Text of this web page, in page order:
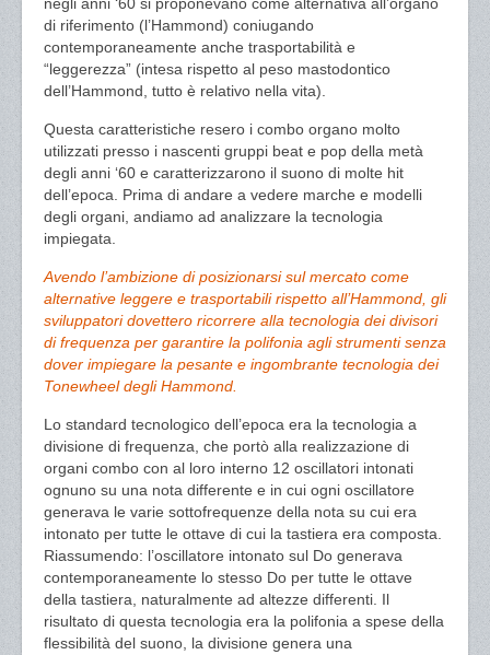
di riferimento (l’Hammond) coniugando
contemporaneamente anche trasportabilità e
“leggerezza” (intesa rispetto al peso mastodontico
dell’Hammond, tutto è relativo nella vita).
Questa caratteristiche resero i combo organo molto
utilizzati presso i nascenti gruppi beat e pop della metà
degli anni ‘60 e caratterizzarono il suono di molte hit
dell’epoca. Prima di andare a vedere marche e modelli
degli organi, andiamo ad analizzare la tecnologia
impiegata.
Avendo l’ambizione di posizionarsi sul mercato come
alternative leggere e trasportabili rispetto all’Hammond, gli
sviluppatori dovettero ricorrere alla tecnologia dei divisori
di frequenza per garantire la polifonia agli strumenti senza
dover impiegare la pesante e ingombrante tecnologia dei
Tonewheel degli Hammond.
Lo standard tecnologico dell’epoca era la tecnologia a
divisione di frequenza, che portò alla realizzazione di
organi combo con al loro interno 12 oscillatori intonati
ognuno su una nota differente e in cui ogni oscillatore
generava le varie sottofrequenze della nota su cui era
intonato per tutte le ottave di cui la tastiera era composta.
Riassumendo: l’oscillatore intonato sul Do generava
contemporaneamente lo stesso Do per tutte le ottave
della tastiera, naturalmente ad altezze differenti. Il
risultato di questa tecnologia era la polifonia a spese della
flessibilità del suono, la divisione genera una